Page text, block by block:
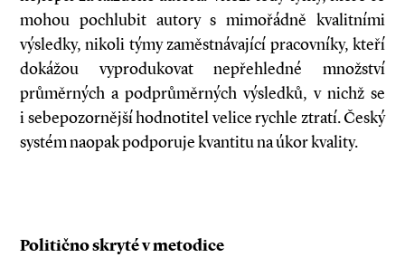
mohou pochlubit autory s mimořádně kvalitními
výsledky, nikoli týmy zaměstnávající pracovníky, kteří
dokážou vyprodukovat nepřehledné množství
průměrných a podprůměrných výsledků, v nichž se
i sebepozornější hodnotitel velice rychle ztratí. Český
systém naopak podporuje kvantitu na úkor kvality.
Politično skryté v metodice